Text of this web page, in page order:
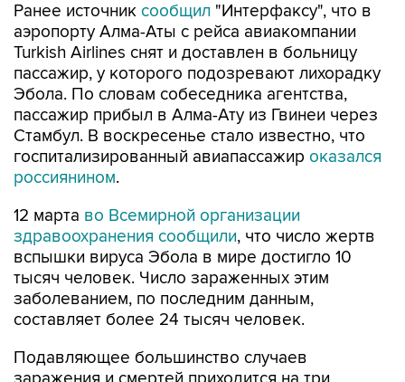
Ранее источник сообщил "Интерфаксу", что в
аэропорту Алма-Аты с рейса авиакомпании
Turkish Airlines снят и доставлен в больницу
пассажир, у которого подозревают лихорадку
Эбола. По словам собеседника агентства,
пассажир прибыл в Алма-Ату из Гвинеи через
Стамбул. В воскресенье стало известно, что
госпитализированный авиапассажир оказался
россиянином.
12 марта во Всемирной организации
здравоохранения сообщили, что число жертв
вспышки вируса Эбола в мире достигло 10
тысяч человек. Число зараженных этим
заболеванием, по последним данным,
составляет более 24 тысяч человек.
Подавляющее большинство случаев